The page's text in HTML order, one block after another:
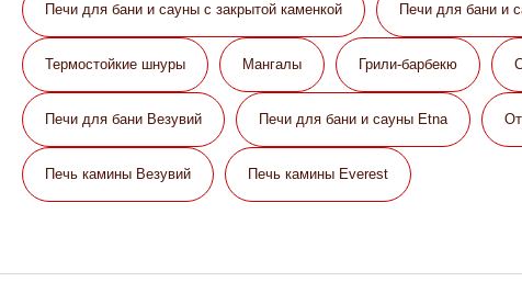
Печи для бани и сауны с закрытой каменкой Печи для бани и
Термостойкие шнуры Мангалы Грили-барбекю
Печи для бани Везувий Печи для бани и сауны Etna
Печь камины Везувий Печь камины Everest